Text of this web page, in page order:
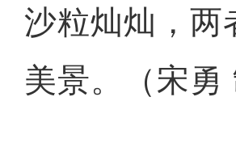
沙粒灿灿，两
美景。（宋勇